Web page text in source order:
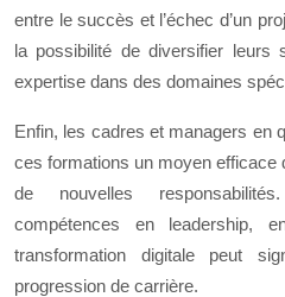
entre le succès et l’échec d’un
la possibilité de diversifier leurs
expertise dans des domaines
Enfin, les cadres et managers en
ces formations un moyen efficace
de nouvelles
compétences en leadership,
transformation digitale peut
progression de carrière.